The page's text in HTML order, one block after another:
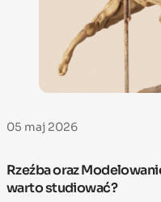
05 maj 2026
Rzeźba oraz
warto studiować?